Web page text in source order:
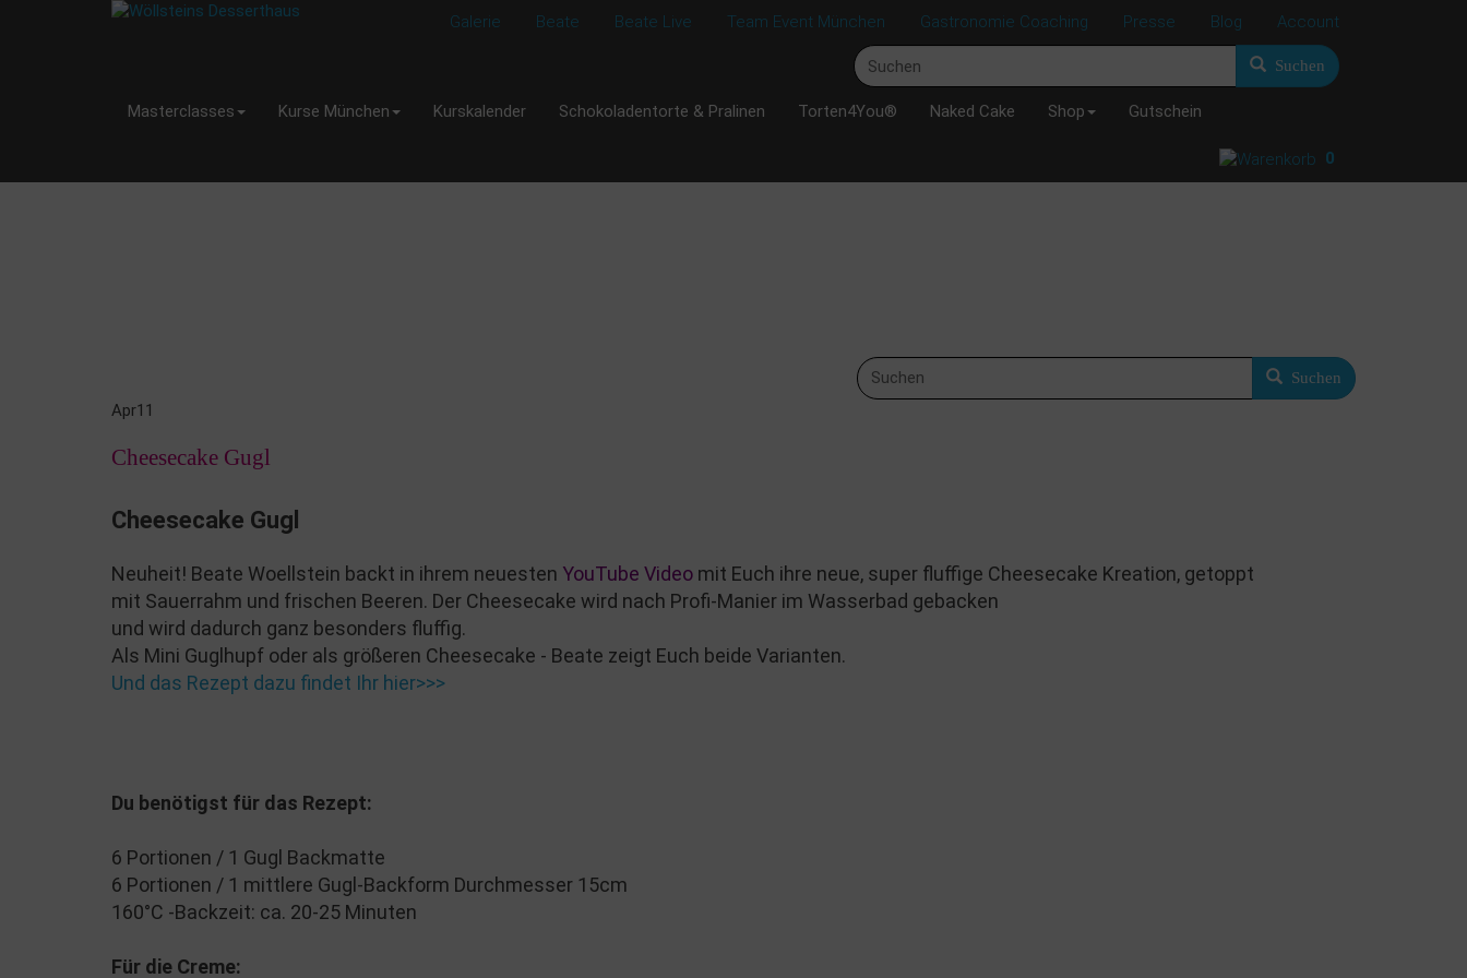
Galerie Beate Beate Live Team Event München Gastronomie Coaching Presse Blog Account
Suchen
Masterclasses Kurse München Kurskalender Schokoladentorte & Pralinen Torten4You® Naked Cake Shop Gutschein
0
Suchen
Apr11
Cheesecake Gugl
Cheesecake Gugl
Neuheit! Beate Woellstein backt in ihrem neuesten YouTube Video mit Euch ihre neue, super fluffige Cheesecake Kreation, getoppt
mit Sauerrahm und frischen Beeren. Der Cheesecake wird nach Profi-Manier im Wasserbad gebacken
und wird dadurch ganz besonders fluffig.
Als Mini Guglhupf oder als größeren Cheesecake - Beate zeigt Euch beide Varianten.
Und das Rezept dazu findet Ihr hier>>>
Du benötigst für das Rezept:
6 Portionen / 1 Gugl Backmatte
6 Portionen / 1 mittlere Gugl-Backform Durchmesser 15cm
160°C -Backzeit: ca. 20-25 Minuten
Für die Creme: